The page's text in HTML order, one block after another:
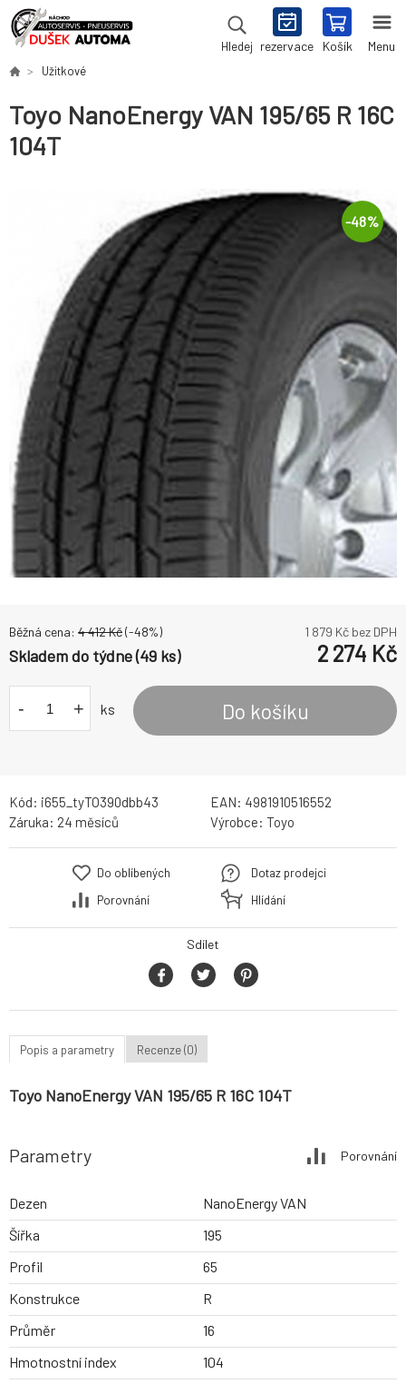
Hledej rezervace Košík Menu
Užitkové
Toyo NanoEnergy VAN 195/65 R 16C
104T
-48%
Běžná cena: 4 412Kč(-48%) 1 879 Kč bez DPH
Skladem do týdne (49 ks) 2 274 Kč
- + ks Do košíku
Kód: i655_tyTO390dbb43 EAN: 4981910516552
Záruka: 24 měsíců Výrobce: Toyo
Do oblíbených
Porovnání
Dotaz prodejci
Hlídání
Sdílet
Popis a parametry Recenze (0)
Toyo NanoEnergy VAN 195/65 R 16C 104T
Parametry Porovnání
Dezen
NanoEnergy VAN
Šířka
195
Profil
65
Konstrukce
R
Průměr
16
Hmotnostní index
104